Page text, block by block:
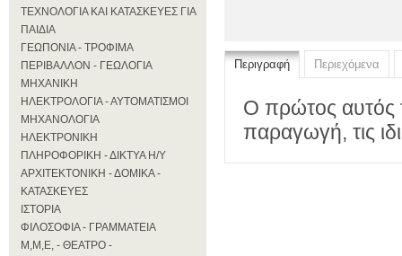
ΤΕΧΝΟΛΟΓΙΑ ΚΑΙ ΚΑΤΑΣΚΕΥΕΣ ΓΙΑ
ΠΑΙΔΙΑ
ΓΕΩΠΟΝΙΑ - ΤΡΟΦΙΜΑ
ΠΕΡΙΒΑΛΛΟΝ - ΓΕΩΛΟΓΙΑ
ΜΗΧΑΝΙΚΗ
ΗΛΕΚΤΡΟΛΟΓΙΑ - ΑΥΤΟΜΑΤΙΣΜΟΙ
ΜΗΧΑΝΟΛΟΓΙΑ
ΗΛΕΚΤΡΟΝΙΚΗ
ΠΛΗΡΟΦΟΡΙΚΗ - ΔΙΚΤΥΑ Η/Υ
ΑΡΧΙΤΕΚΤΟΝΙΚΗ - ΔΟΜΙΚΑ -
ΚΑΤΑΣΚΕΥΕΣ
ΙΣΤΟΡΙΑ
ΦΙΛΟΣΟΦΙΑ - ΓΡΑΜΜΑΤΕΙΑ
Μ,Μ,Ε, - ΘΕΑΤΡΟ -
Περιγραφή Περιεχόμενα
Ο πρώτος αυτός
παραγωγή, τις